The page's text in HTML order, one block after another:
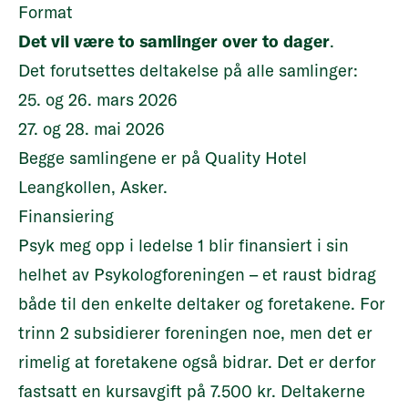
Format
Det vil være to samlinger over to dager.
Det forutsettes deltakelse på alle samlinger:
25. og 26. mars 2026
27. og 28. mai 2026
Begge samlingene er på Quality Hotel
Leangkollen, Asker.
Finansiering
Psyk meg opp i ledelse 1 blir finansiert i sin
helhet av Psykologforeningen – et raust bidrag
både til den enkelte deltaker og foretakene. For
trinn 2 subsidierer foreningen noe, men det er
rimelig at foretakene også bidrar. Det er derfor
fastsatt en kursavgift på 7.500 kr. Deltakerne